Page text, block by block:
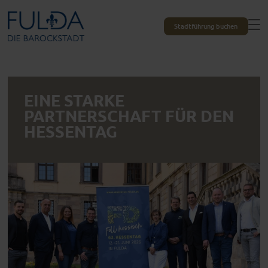
Stadtführung buchen
EINE STARKE
PARTNERSCHAFT FÜR DEN
HESSENTAG